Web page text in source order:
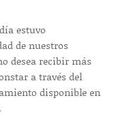
estuvo
de nuestros
desea recibir más
a través del
disponible en